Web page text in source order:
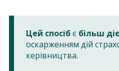
Цей спосібє більш
оскарженням дій
керівництва.